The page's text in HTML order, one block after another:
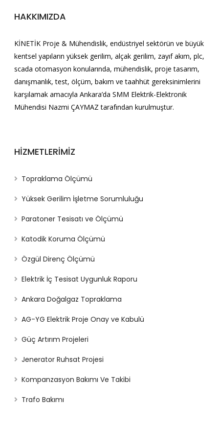
HAKKIMIZDA
KİNETİK Proje & Mühendislik, endüstriyel sektörün ve büyük
kentsel yapıların yüksek gerilim, alçak gerilim, zayıf akım, plc,
scada otomasyon konularında, mühendislik, proje tasarım,
danışmanlık, test, ölçüm, bakım ve taahhüt gereksinimlerini
karşılamak amacıyla Ankara’da SMM Elektrik-Elektronik
Mühendisi Nazmi ÇAYMAZ tarafından kurulmuştur.
HİZMETLERİMİZ
Topraklama Ölçümü
Yüksek Gerilim İşletme Sorumluluğu
Paratoner Tesisatı ve Ölçümü
Katodik Koruma Ölçümü
Özgül Direnç Ölçümü
Elektrik İç Tesisat Uygunluk Raporu
Ankara Doğalgaz Topraklama
AG-YG Elektrik Proje Onay ve Kabulü
Güç Artırım Projeleri
Jenerator Ruhsat Projesi
Kompanzasyon Bakımı Ve Takibi
Trafo Bakımı